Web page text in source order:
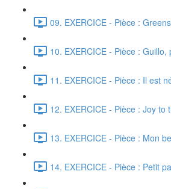
09. EXERCICE - Pièce :
10. EXERCICE - Pièce :
11. EXERCICE - Pièce : Il est
12. EXERCICE - Pièce : Joy
13. EXERCICE - Pièce : Mon
14. EXERCICE - Pièce : Petit